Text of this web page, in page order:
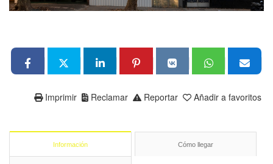
Añadir a favoritos
Reportar
Reclamar
Imprimir
Información Cómo llegar